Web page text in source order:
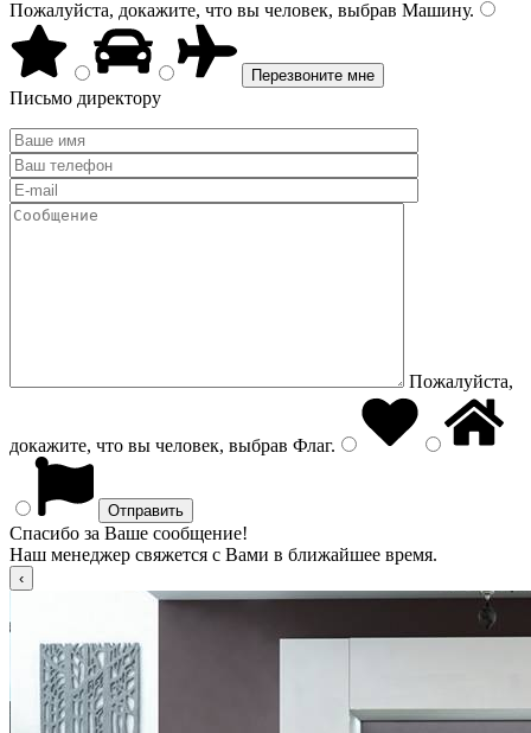
Пожалуйста, докажите, что вы человек, выбрав Машину.
Письмо директору
Пожалуйста,
докажите, что вы человек, выбрав Флаг.
Спасибо за Ваше сообщение!
Наш менеджер свяжется с Вами в ближайшее время.